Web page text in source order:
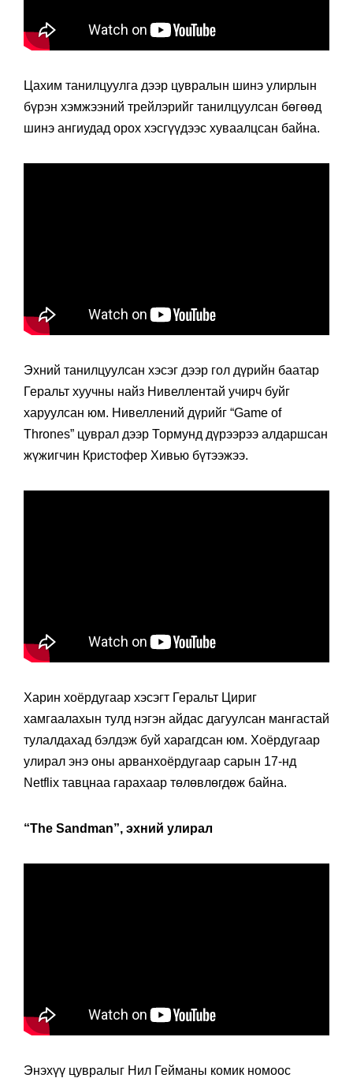
Цахим танилцуулга дээр цувралын шинэ улирлын
бүрэн хэмжээний трейлэрийг танилцуулсан бөгөөд
шинэ ангиудад орох хэсгүүдээс хуваалцсан байна.
Эхний танилцуулсан хэсэг дээр гол дүрийн баатар
Геральт хуучны найз Нивеллентай учирч буйг
харуулсан юм. Нивеллений дүрийг “Game of
Thrones” цуврал дээр Тормунд дүрээрээ алдаршсан
жүжигчин Кристофер Хивью бүтээжээ.
Харин хоёрдугаар хэсэгт Геральт Цириг
хамгаалахын тулд нэгэн айдас дагуулсан мангастай
тулалдахад бэлдэж буй харагдсан юм. Хоёрдугаар
улирал энэ оны арванхоёрдугаар сарын 17-нд
Netflix тавцнаа гарахаар төлөвлөгдөж байна.
“The Sandman”, эхний улирал
Энэхүү цувралыг Нил Гейманы комик номоос